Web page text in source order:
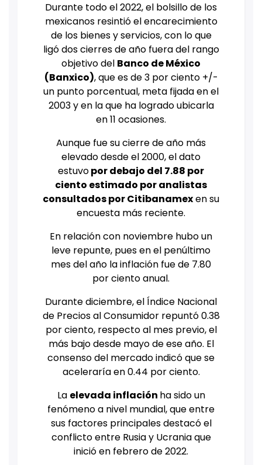
Durante todo el 2022, el bolsillo de los
mexicanos resintió el encarecimiento
de los bienes y servicios, con lo que
ligó dos cierres de año fuera del rango
objetivo del Banco de México
(Banxico), que es de 3 por ciento +/-
un punto porcentual, meta fijada en el
2003 y en la que ha logrado ubicarla
en 11 ocasiones.
Aunque fue su cierre de año más
elevado desde el 2000, el dato
estuvopor debajo del 7.88 por
ciento estimado por analistas
consultados porCitibanamexen su
encuesta más reciente.
En relación con noviembre hubo un
leve repunte, pues en el penúltimo
mes del año la inflación fue de 7.80
por ciento anual.
Durante diciembre, el Índice Nacional
de Precios al Consumidor repuntó 0.38
por ciento, respecto al mes previo, el
más bajo desde mayo de ese año. El
consenso del mercado indicó que se
aceleraría en 0.44 por ciento.
La elevada inflación ha sido un
fenómeno a nivel mundial, que entre
sus factores principales destacó el
conflicto entre Rusia y Ucrania que
inició en febrero de 2022.